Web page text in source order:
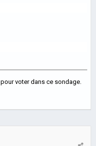
pour voter dans ce sondage.